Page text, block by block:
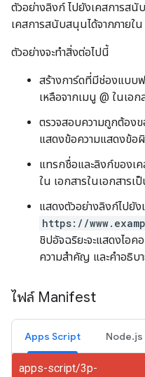
ตัวอย่างลิงก์ ไปยังเคสการส
เคสการสนับสนุนได้จากภายใน
ตัวอย่างจะทำสิ่งต่อไปนี้
สร้างการ์ดที่มีช่องแบบ
เหลือจากเมนู @ ในเอก
ตรวจสอบความถูกต้อง
แสดงข้อความแสดงข้อ
แทรกชื่อและลิงก์ของเ
ใน เอกสารในเอกสารเ
แสดงตัวอย่างลิงก์ไปยัง
https://
ชิปอัจฉริยะจะแสดงไอค
ความสำคัญ และคำอธิบ
ไฟล์ Manifest
Apps Script Node.js
apps-script/3p-